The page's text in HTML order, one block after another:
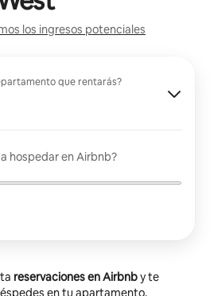
los ingresos potenciales
que rentarás?
hospedar en Airbnb?
reservaciones en Airbnby te
en tu apartamento.